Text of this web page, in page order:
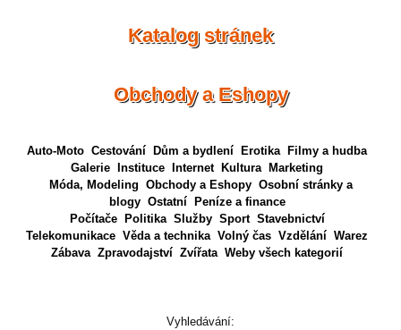
Katalog stránek
Obchody a Eshopy
Auto-Moto Cestování Dům a bydlení Erotika
Filmy a hudba
Galerie
Instituce Internet Kultura
Marketing
Móda, Modeling Obchody a Eshopy Osobní stránky a
blogy Ostatní
Peníze a finance
Počítače
Politika Služby Sport Stavebnictví
Telekomunikace Věda a technika Volný čas Vzdělání Warez
Zábava Zpravodajství Zvířata Weby všech kategorií
Vyhledávání: